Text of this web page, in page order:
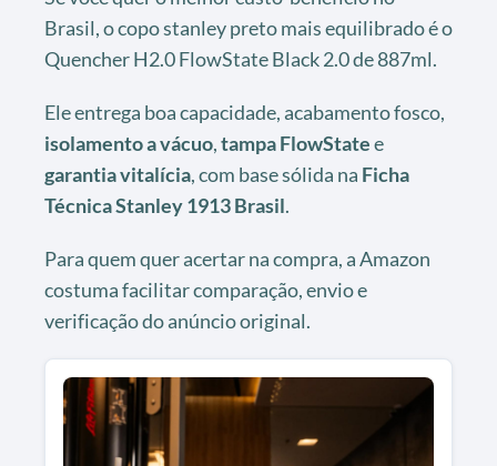
Brasil, o copo stanley preto mais equilibrado é o
Quencher H2.0 FlowState Black 2.0 de 887ml.
Ele entrega boa capacidade, acabamento fosco,
isolamento a vácuo,tampa FlowStatee
garantia vitalícia, com base sólida na Ficha
Técnica Stanley 1913 Brasil.
Para quem quer acertar na compra, a Amazon
costuma facilitar comparação, envio e
verificação do anúncio original.